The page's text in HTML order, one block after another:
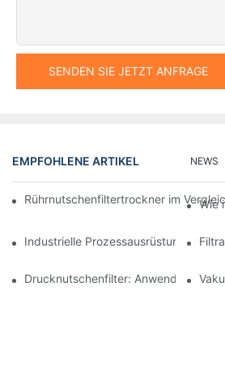
SENDEN SIE JETZT ANFRAGE
EMPFOHLENE ARTIKEL NEWS
Rührnutschenfiltertrockner im Wie
Industrielle Prozessausrüstung:
Drucknutschenfilter: Anwendungen